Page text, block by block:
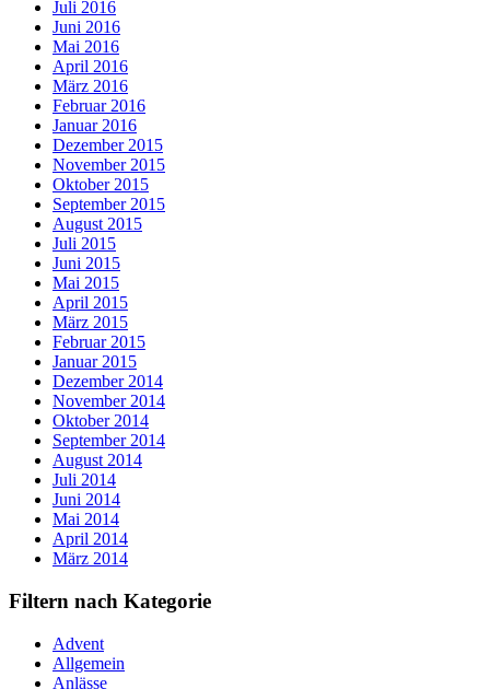
Juli 2016
Juni 2016
Mai 2016
April 2016
März 2016
Februar 2016
Januar 2016
Dezember 2015
November 2015
Oktober 2015
September 2015
August 2015
Juli 2015
Juni 2015
Mai 2015
April 2015
März 2015
Februar 2015
Januar 2015
Dezember 2014
November 2014
Oktober 2014
September 2014
August 2014
Juli 2014
Juni 2014
Mai 2014
April 2014
März 2014
Filtern nach Kategorie
Advent
Allgemein
Anlässe